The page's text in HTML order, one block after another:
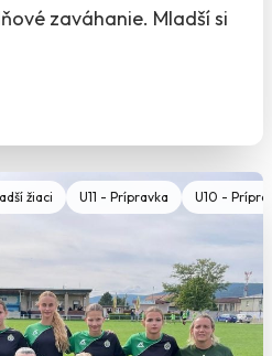
zaváhanie. Mladší si
žiaci U11 - Prípravka U10 -